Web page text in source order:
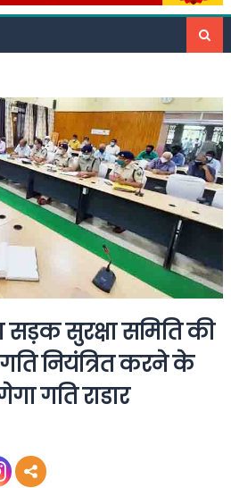
सड़क सुरक्षा समिति की
नियंत्रित करने के
गति राडार